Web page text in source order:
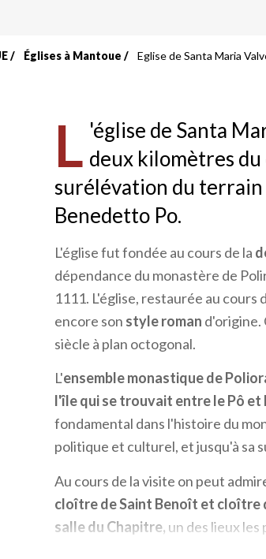
Églises à Mantoue Eglise de Santa Maria
L 'église de Santa
deux kilomètres du
surélévation du terrain
Benedetto Po.
L'église fut fondée au cours de la
dépendance du monastère de
1111. L'église, restaurée au cours
encore son style roman d'origine.
siècle à plan octogonal.
L'ensemble monastique de
l'île qui se trouvait entre le Pô et
fondamental dans l'histoire du
politique et culturel, et jusqu'à sa
Au cours de la visite on peut
cloître de Saint Benoît et cloître
salle du Chapitre, un des lieux